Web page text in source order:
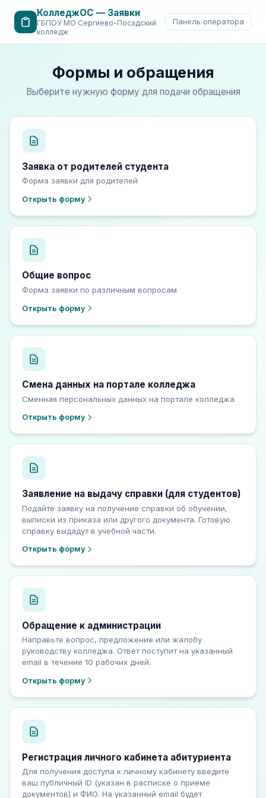
КолледжОС — Заявки
ГБПОУ МО Сергиево-Посадский
колледж
Панель оператора
Формы и обращения
Выберите нужную форму для подачи обращения
Заявка от родителей студента
Форма заявки для родителей
Открыть форму
Общие вопрос
Форма заявки по различным вопросам
Открыть форму
Смена данных на портале колледжа
Сменная персональных данных на портале колледжа
Открыть форму
Заявление на выдачу справки (для студентов)
Подайте заявку на получение справки об обучении,
выписки из приказа или другого документа. Готовую
справку выдадут в учебной части.
Открыть форму
Обращение к администрации
Направьте вопрос, предложение или жалобу
руководству колледжа. Ответ поступит на указанный
email в течение 10 рабочих дней.
Открыть форму
Регистрация личного кабинета абитуриента
Для получения доступа к личному кабинету введите
ваш публичный ID (указан в расписке о приёме
документов) и ФИО. На указанный email будет